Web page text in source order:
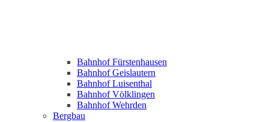
Bahnhof Fürstenhausen
Bahnhof Geislautern
Bahnhof Luisenthal
Bahnhof Völklingen
Bahnhof Wehrden
Bergbau